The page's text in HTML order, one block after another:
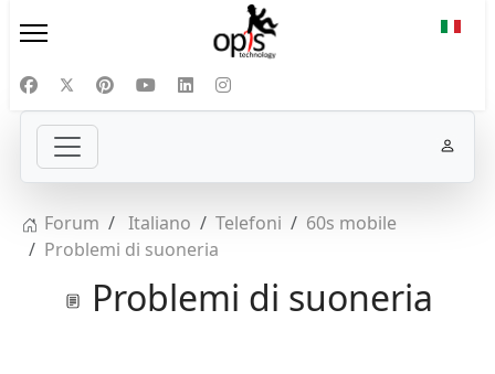
Forum Italiano Telefoni
60s mobile
Problemi di suoneria
Problemi di suoneria